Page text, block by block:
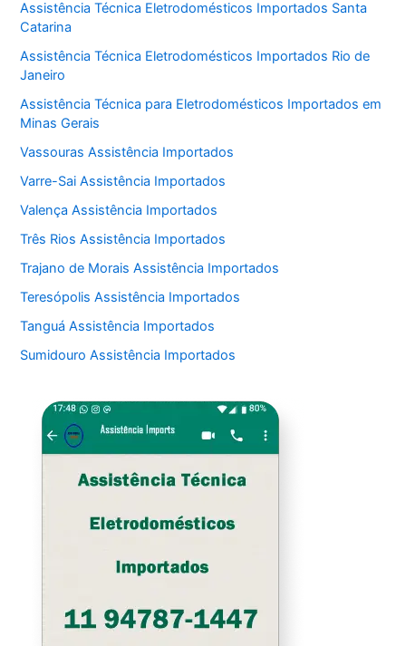
Assistência Técnica Eletrodomésticos Importados Santa
Catarina
Assistência Técnica Eletrodomésticos Importados Rio de
Janeiro
Assistência Técnica para Eletrodomésticos Importados em
Minas Gerais
Vassouras Assistência Importados
Varre-Sai Assistência Importados
Valença Assistência Importados
Três Rios Assistência Importados
Trajano de Morais Assistência Importados
Teresópolis Assistência Importados
Tanguá Assistência Importados
Sumidouro Assistência Importados